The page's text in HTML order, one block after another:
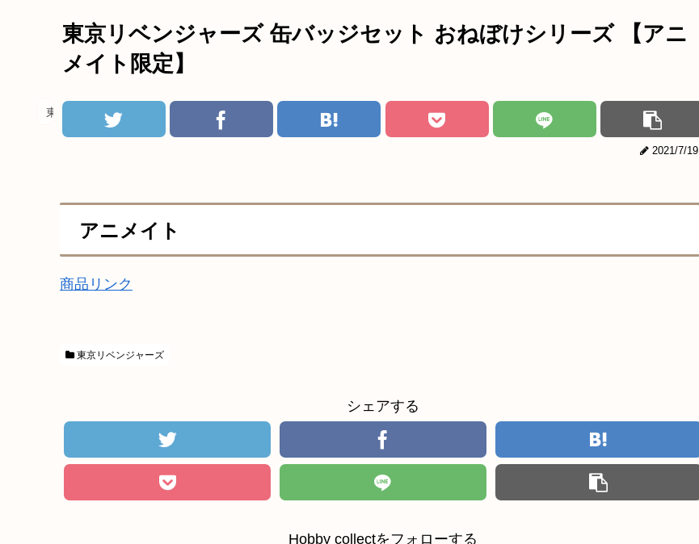
東京リベンジャーズ 缶バッジセット おねぼけシリーズ 【アニ
メイト限定】
東京リベンジャーズ
2021/7/19
アニメイト
商品リンク
東京リベンジャーズ
シェアする
Hobby collectをフォローする